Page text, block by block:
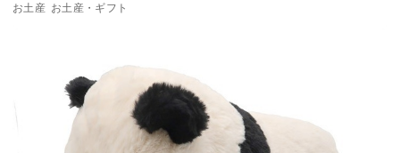
お土産 お土産・ギフト